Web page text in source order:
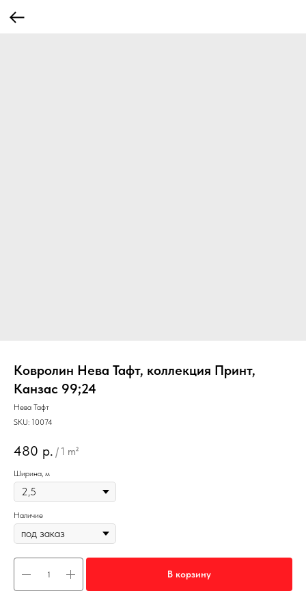
Ковролин Нева Тафт, коллекция Принт,
Канзас 99;24
Нева Тафт
SKU: 10074
480 р. / 1 m²
Ширина, м
Наличие
В корзину